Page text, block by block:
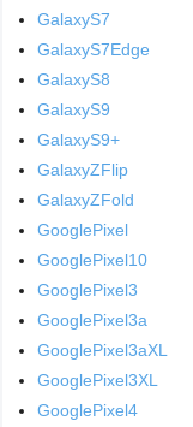
GalaxyS7
GalaxyS7Edge
GalaxyS8
GalaxyS9
GalaxyS9+
GalaxyZFlip
GalaxyZFold
GooglePixel
GooglePixel10
GooglePixel3
GooglePixel3a
GooglePixel3aXL
GooglePixel3XL
GooglePixel4